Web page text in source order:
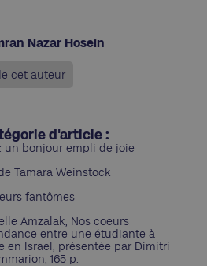
Nazar Hosein
cet auteur
d'article :
un bonjour empli de joie
Tamara Weinstock
fantômes
Amzalak, Nos coeurs
entre une étudiante à
en Israël, présentée par Dimitri
165 p.